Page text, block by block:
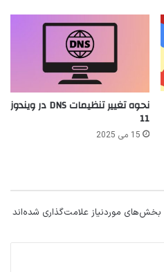
نحوه تغییر تنظیمات DNS در ویندوز
11
15 می 2025
بخش‌های موردنیاز علامت‌گذاری شده‌اند